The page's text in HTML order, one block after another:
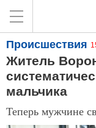
Происшествия
Житель
мальчика
Теперь мужчине